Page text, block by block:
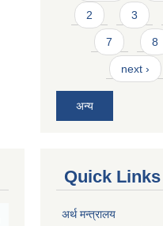
2 3
7 8
next ›
अन्य
Quick Links
अर्थ मन्त्रालय